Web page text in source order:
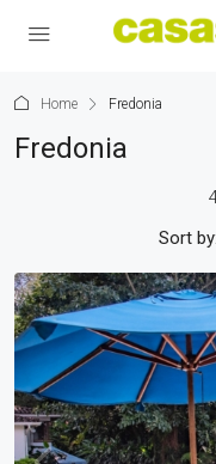
Home Fredonia
Fredonia
Sort by: